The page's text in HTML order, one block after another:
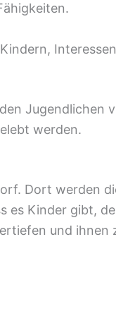
Jugendlichen
werden.
Dort werden
es Kinder gibt,
und ihnen